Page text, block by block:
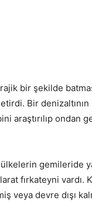
bir şekilde
Bir denizaltının
araştırılıp ondan
gemileride
fırkateyni vardı.
veya devre dışı